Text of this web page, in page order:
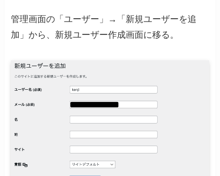
管理画面の「ユーザー」→「新規ユーザーを追
加」から、新規ユーザー作成画面に移る。